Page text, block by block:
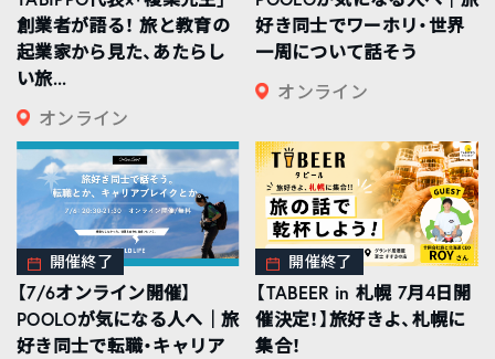
創業者が語る！ 旅と教育の
起業家から見た、あたらし
い旅...
オンライン
好き同士でワーホリ・世界
一周について話そう
オンライン
開催終了
【7/6オンライン開催】
POOLOが気になる人へ｜旅
好き同士で転職・キャリア
開催終了
【TABEER in 札幌 7月4日開
催決定！】旅好きよ、札幌に
集合！